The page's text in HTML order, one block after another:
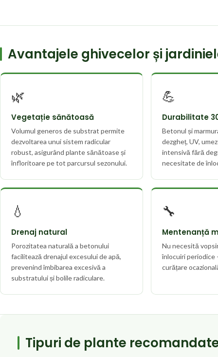
Avantajele ghivecelor și
🌿
Vegetație sănătoasă
Volumul generos de substrat permite
dezvoltarea unui sistem radicular
robust, asigurând plante sănătoase și
înfloritoare pe tot parcursul sezonului.
💪
Durabilitate
Betonul și
dezgheț, UV,
intensivă fără
necesitate de
💧
Drenaj natural
Porozitatea naturală a betonului
facilitează drenajul excesului de apă,
prevenind îmbibarea excesivă a
substratului și bolile radiculare.
🔧
Mentenanță
Nu necesită
înlocuiri periodice
curățare
Tipuri de plante